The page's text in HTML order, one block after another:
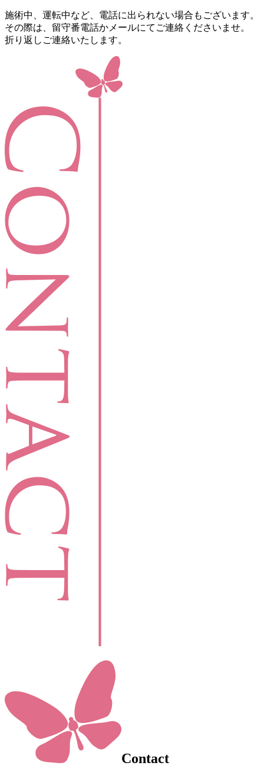
施術中、運転中など、電話に出られない場合もございます。
その際は、留守番電話かメールにてご連絡くださいませ。
折り返しご連絡いたします。
Contact